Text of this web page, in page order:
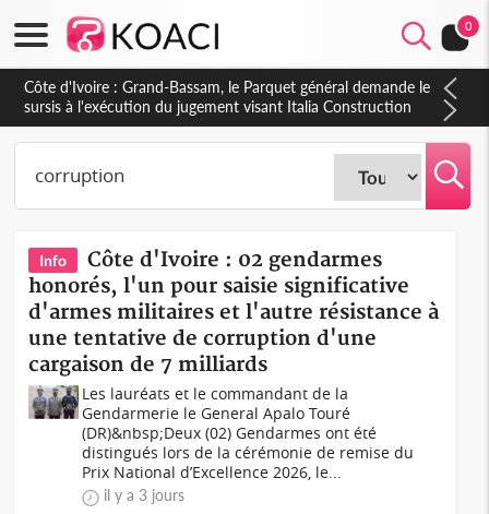
0
Côte d'Ivoire : Indépendance à Dakpadou, la sous-préfète
Hôma Viviane Manissan appelle à une appropriation locale du
PND 2026-2030
Info
Côte d'Ivoire : 02 gendarmes
honorés, l'un pour saisie significative
d'armes militaires et l'autre résistance à
une tentative de corruption d'une
cargaison de 7 milliards
Les lauréats et le commandant de la
Gendarmerie le General Apalo Touré
(DR)&nbsp;Deux (02) Gendarmes ont été
distingués lors de la cérémonie de remise du
Prix National d’Excellence 2026, le...
il y a 3 jours